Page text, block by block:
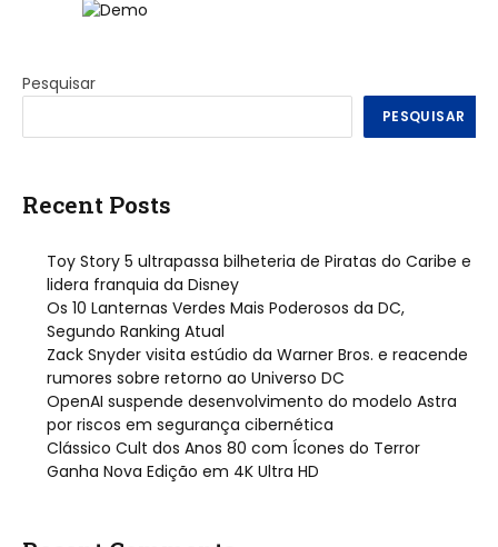
Pesquisar
PESQUISAR
Recent Posts
Toy Story 5 ultrapassa bilheteria de Piratas do Caribe e
lidera franquia da Disney
Os 10 Lanternas Verdes Mais Poderosos da DC,
Segundo Ranking Atual
Zack Snyder visita estúdio da Warner Bros. e reacende
rumores sobre retorno ao Universo DC
OpenAI suspende desenvolvimento do modelo Astra
por riscos em segurança cibernética
Clássico Cult dos Anos 80 com Ícones do Terror
Ganha Nova Edição em 4K Ultra HD